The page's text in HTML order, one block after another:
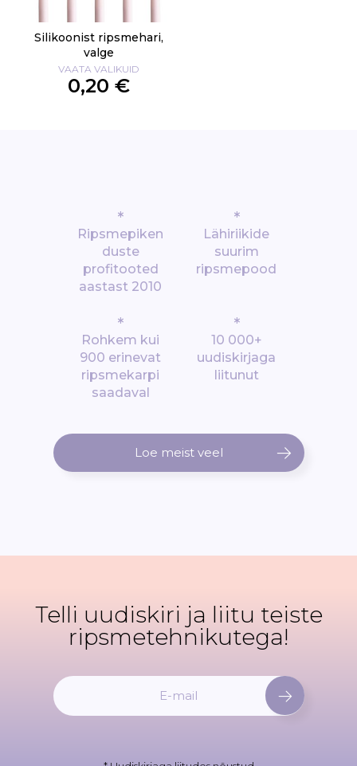
Silikoonist ripsmehari,
valge
VAATA VALIKUID
0,20 €
*
Ripsmepiken
duste
profitooted
aastast 2010
*
Lähiriikide
suurim
ripsmepood
*
Rohkem kui
900 erinevat
ripsmekarpi
saadaval
*
10 000+
uudiskirjaga
liitunut
Loe meist veel
Telli uudiskiri ja liitu teiste
ripsmetehnikutega!
L
i